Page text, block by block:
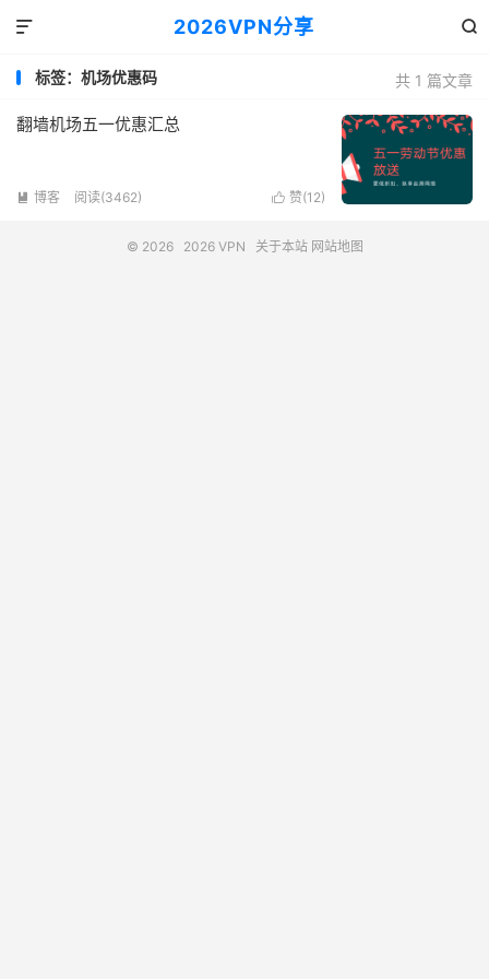
2026VPN分享 

共 1 篇文章
标签：机场优惠码
翻墙机场五一优惠汇总
 赞(12)
 博客 阅读(3462)
© 2026 2026 VPN 关于本站 网站地图